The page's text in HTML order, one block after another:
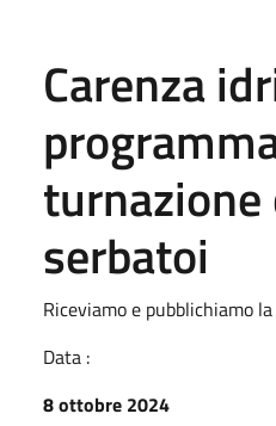
Carenza
serbatoi
Riceviamo e pubblichiamo
Data :
8 ottobre 2024